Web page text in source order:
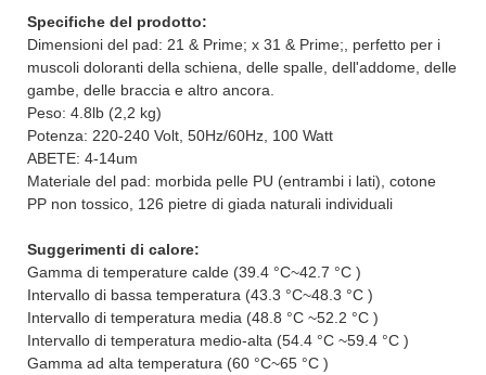
Specifiche del prodotto:
Dimensioni del pad: 21 & Prime; x 31 & Prime;, perfetto per i
muscoli doloranti della schiena, delle spalle, dell'addome, delle
gambe, delle braccia e altro ancora.
Peso: 4.8lb (2,2 kg)
Potenza: 220-240 Volt, 50Hz/60Hz, 100 Watt
ABETE: 4-14um
Materiale del pad: morbida pelle PU (entrambi i lati), cotone
PP non tossico, 126 pietre di giada naturali individuali
Suggerimenti di calore:
Gamma di temperature calde (39.4 °C~42.7 °C )
Intervallo di bassa temperatura (43.3 °C~48.3 °C )
Intervallo di temperatura media (48.8 °C ~52.2 °C )
Intervallo di temperatura medio-alta (54.4 °C ~59.4 °C )
Gamma ad alta temperatura (60 °C~65 °C )